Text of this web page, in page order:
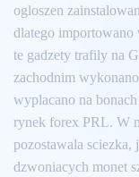
ogloszen
dlatego importowano
te gadzety trafily na
zachodnim
wyplacano na
rynek forex PRL. W
pozostawala sciezka,
dzwoniacych monet